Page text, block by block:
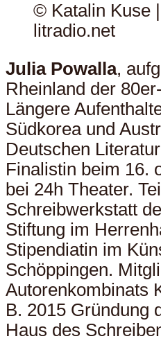
© Katalin Kuse |
litradio.net
Julia Powalla,
Rheinland der
Längere
Südkorea und
Deutschen
Finalistin beim 16.
bei 24h Theater.
Schreibwerkstatt
Stiftung im
Stipendiatin im
Schöppingen.
Autorenkombinats
B. 2015 Gründung
Haus des